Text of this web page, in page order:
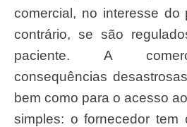
comercial, no interesse do
contrário, se são
paciente. A
consequências
bem como para o acesso
simples: o fornecedor tem